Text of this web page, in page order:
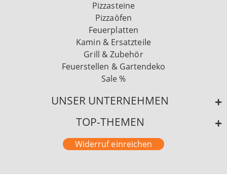
Pizzasteine
Pizzaöfen
Feuerplatten
Kamin & Ersatzteile
Grill & Zubehör
Feuerstellen & Gartendeko
Sale %
UNSER UNTERNEHMEN
TOP-THEMEN
Widerruf einreichen